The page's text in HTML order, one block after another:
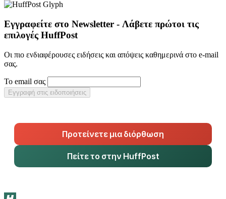
Εγγραφείτε στο Newsletter - Λάβετε πρώτοι τις
επιλογές HuffPost
Οι πιο ενδιαφέρουσες ειδήσεις και απόψεις καθημερινά στο e-mail
σας.
Το email σας
Εγγραφή στις ειδοποιήσεις
Προτείνετε μια διόρθωση
Πείτε το στην HuffPost